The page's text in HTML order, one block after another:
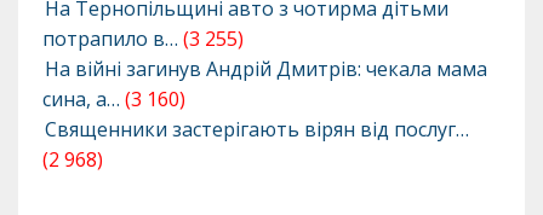
На Тернопільщині авто з чотирма дітьми
потрапило в… (3 255)
На війні загинув Андрій Дмитрів: чекала мама
сина, а… (3 160)
Священники застерігають вірян від послуг…
(2 968)